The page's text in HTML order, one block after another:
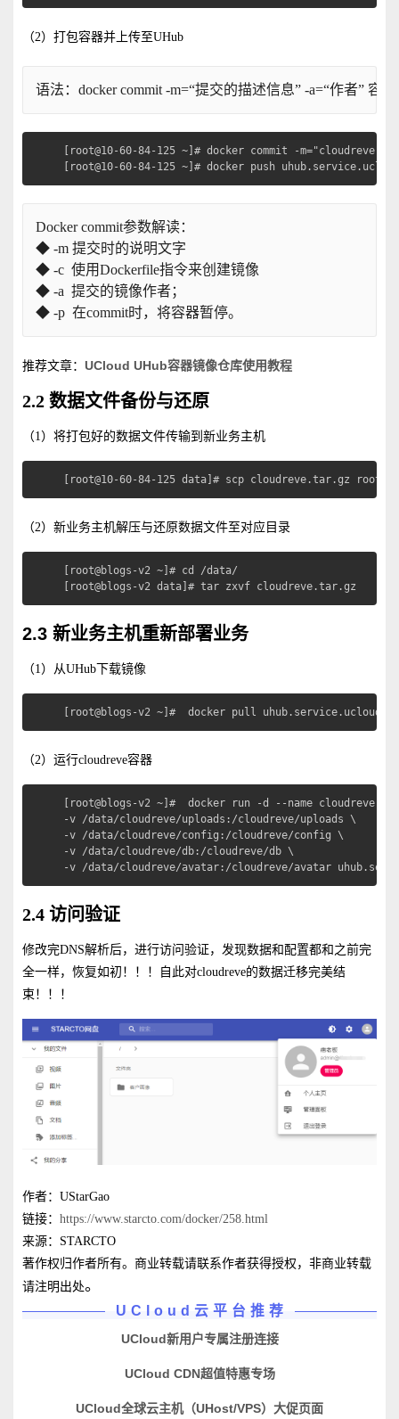
（2）打包容器并上传至UHub
语法：docker commit -m=“提交的描述信息” -a=“作者”
[root@10-60-84-125 ~]# docker commit -
[root@10-60-84-125 ~]# docker push
Docker commit参数解读：
◆ -m 提交时的说明文字
◆ -c  使用Dockerfile指令来创建镜像
◆ -a  提交的镜像作者；
◆ -p  在commit时，将容器暂停。
推荐文章： UCloud UHub容器镜像仓库使用教程
2.2 数据文件备份与还原
（1）将打包好的数据文件传输到新业务主机
[root@10-60-84-125 data]# scp cloudreve.tar.gz
（2）新业务主机解压与还原数据文件至对应目录
[root@blogs-v2 ~]# cd /data/
[root@blogs-v2 data]# tar zxvf cloudreve.tar.gz
2.3 新业务主机重新部署业务
（1）从UHub下载镜像
[root@blogs-v2 ~]#  docker pull
（2）运行cloudreve容器
[root@blogs-v2 ~]#  docker run -d --name cloudreve -
-v /data/cloudreve/uploads:/cloudreve/uploads \
-v /data/cloudreve/config:/cloudreve/config \
-v /data/cloudreve/db:/cloudreve/db \
-v /data/cloudreve/avatar:/cloudreve/avatar
2.4 访问验证
修改完DNS解析后，进行访问验证，发现数据和配置都和之前完
全一样，恢复如初！！！自此对cloudreve的数据迁移完美结
束！！！
作者：UStarGao
链接： https://www.starcto.com/docker/258.html
来源：STARCTO
著作权归作者所有。商业转载请联系作者获得授权，非商业转载
请注明出处。
UCloud云平台推荐
UCloud新用户专属注册连接
UCloud CDN超值特惠专场
UCloud全球云主机（UHost/VPS）大促页面